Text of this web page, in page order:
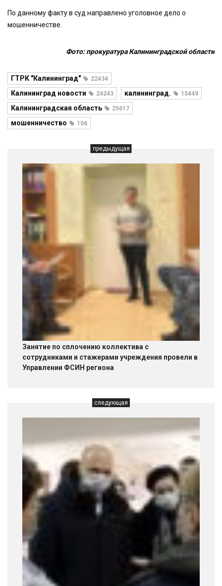
По данному факту в суд направлено уголовное дело о
мошенничестве.
Фото: прокуратура Калининградской области
ГТРК "Калининград" 22434
Калининград новости 24243 калининград. 15449
Калининградская область 25617
мошенничество 106
предыдущая
Занятие по сплочению коллектива с
сотрудниками и стажерами учреждения провели в
Управлении ФСИН региона
следующая